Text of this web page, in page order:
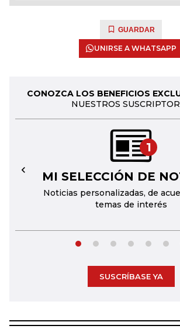
GUARDAR
UNIRSE A WHATSAPP
CONOZCA LOS BENEFICIOS
NUESTROS
1
MI SELECCIÓN DE
Noticias personalizadas, de
temas de interés
←
SUSCRÍBASE YA